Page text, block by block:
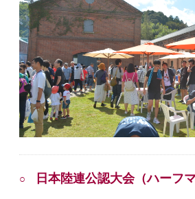
日本陸連公認大会（ハーフ